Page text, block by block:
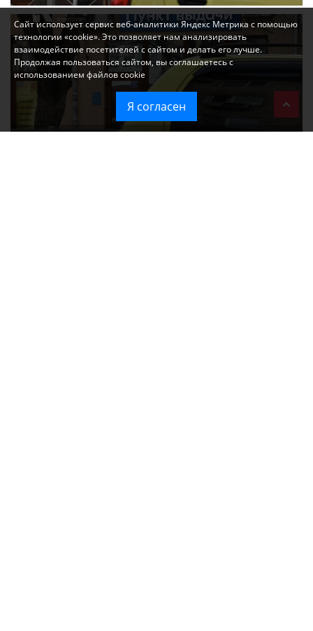
Сайт использует сервис веб-аналитики Яндекс Метрика с помощью
технологии «cookie». Это позволяет нам анализировать
взаимодействие посетителей с сайтом и делать его лучше.
Продолжая пользоваться сайтом, вы соглашаетесь с
использованием файлов cookie
Я согласен